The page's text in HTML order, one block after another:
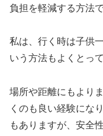
負担を軽減する方法で
私は、行く時は子供
いう方法もよくとっ
場所や距離にもより
くのも良い経験にな
もありますが、安全